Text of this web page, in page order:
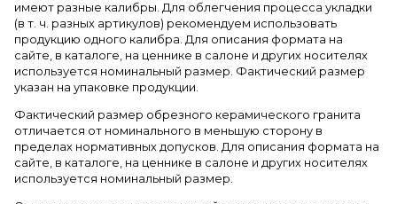
имеют разные калибры. Для облегчения процесса укладки
(в т. ч. разных артикулов) рекомендуем использовать
продукцию одного калибра. Для описания формата на
сайте, в каталоге, на ценнике в салоне и других носителях
используется номинальный размер. Фактический размер
указан на упаковке продукции.
Фактический размер обрезного керамического гранита
отличается от номинального в меньшую сторону в
пределах нормативных допусков. Для описания формата на
сайте, в каталоге, на ценнике в салоне и других носителях
используется номинальный размер.